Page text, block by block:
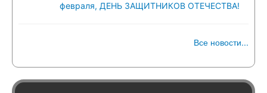
февраля, ДЕНЬ ЗАЩИТНИКОВ ОТЕЧЕСТВА!
Все новости...